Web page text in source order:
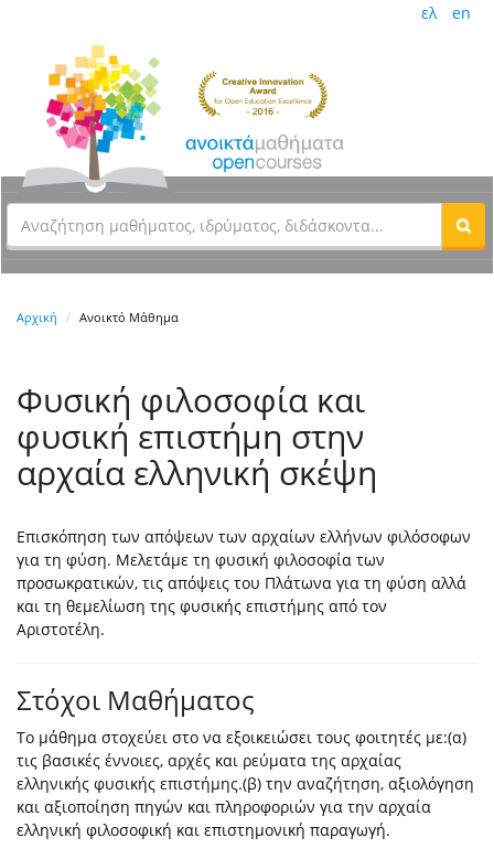
ελ en
Αρχική Ανοικτό Μάθημα
Φυσική φιλοσοφία και
φυσική επιστήμη στην
αρχαία ελληνική σκέψη
Επισκόπηση των απόψεων των αρχαίων ελλήνων φιλόσοφων
για τη φύση. Μελετάμε τη φυσική φιλοσοφία των
προσωκρατικών, τις απόψεις του Πλάτωνα για τη φύση αλλά
και τη θεμελίωση της φυσικής επιστήμης από τον
Αριστοτέλη.
Στόχοι Μαθήματος
Το μάθημα στοχεύει στο να εξοικειώσει τους φοιτητές με:(α)
τις βασικές έννοιες, αρχές και ρεύματα της αρχαίας
ελληνικής φυσικής επιστήμης.(β) την αναζήτηση, αξιολόγηση
και αξιοποίηση πηγών και πληροφοριών για την αρχαία
ελληνική φιλοσοφική και επιστημονική παραγωγή.